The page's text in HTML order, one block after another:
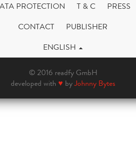
PROTECTION T & C
PRESS
CONTACT
PUBLISHER
ENGLISH
© 2016 readfy GmbH
developed with ♥ byJohnny Bytes